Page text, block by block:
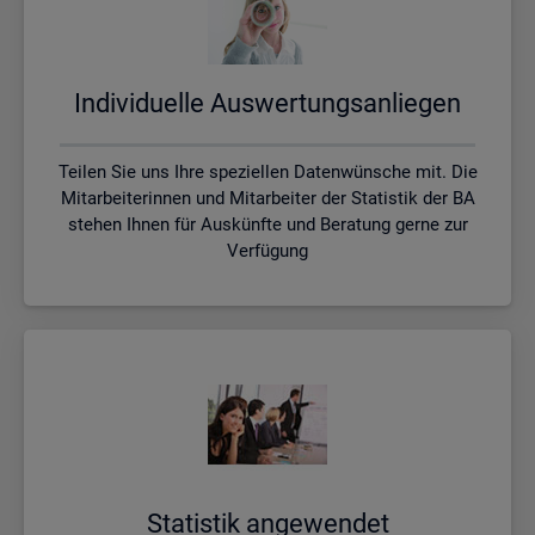
In­di­vi­du­el­le Aus­wer­tungs­an­lie­gen
Teilen Sie uns Ihre speziellen Datenwünsche mit. Die
Mitarbeiterinnen und Mitarbeiter der Statistik der BA
stehen Ihnen für Auskünfte und Beratung gerne zur
Verfügung
Sta­tis­tik an­ge­wen­det